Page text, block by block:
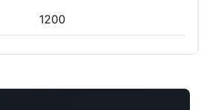
1200